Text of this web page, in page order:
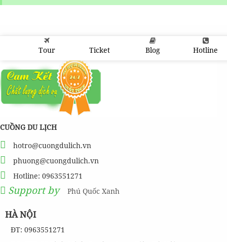
Tour Ticket Blog Hotline
CUỒNG DU LỊCH
hotro@cuongdulich.vn
phuong@cuongdulich.vn
Hotline: 0963551271
Support by Phú Quốc Xanh
HÀ NỘI
ĐT: 0963551271